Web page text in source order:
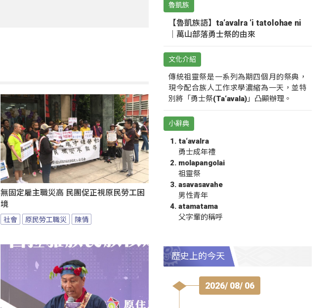
無固定雇主職災高 民團促正視原民勞工困
境
社會 原民勞工職災 陳情
魯凱族
【魯凱族語】ta‘avalra ‘i tatolohae ni
｜萬山部落勇士祭的由來
文化介紹
傳統祖靈祭是一系列為期四個月的祭典，
現今配合族人工作求學濃縮為一天，並特
別將「勇士祭(Ta‘avala)」凸顯辦理。
小辭典
ta‘avalra
勇士成年禮
molapangolai
祖靈祭
asavasavahe
男性青年
atamatama
父字輩的稱呼
歷史上的今天
2026/ 08/ 06